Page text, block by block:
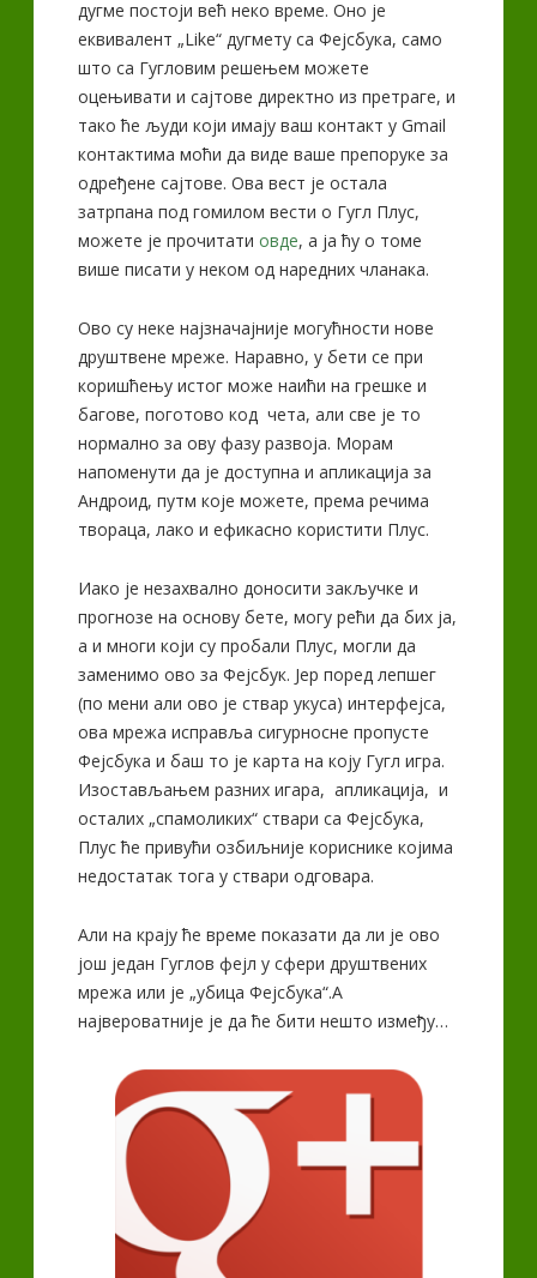
дугме постоји већ неко време. Оно је
еквивалент „Like“ дугмету са Фејсбука, само
што са Гугловим решењем можете
оцењивати и сајтове директно из претраге, и
тако ће људи који имају ваш контакт у Gmail
контактима моћи да виде ваше препоруке за
одређене сајтове. Ова вест је остала
затрпана под гомилом вести о Гугл Плус,
можете је прочитатиовде, а ја ћу о томе
више писати у неком од наредних чланака.
Ово су неке најзначајније могућности нове
друштвене мреже. Наравно, у бети се при
коришћењу истог може наићи на грешке и
багове, поготово код чета, али све је то
нормално за ову фазу развоја. Морам
напоменути да је доступна и апликација за
Андроид, путм које можете, према речима
твораца, лако и ефикасно користити Плус.
Иако је незахвално доносити закључке и
прогнозе на основу бете, могу рећи да бих ја,
а и многи који су пробали Плус, могли да
заменимо ово за Фејсбук. Јер поред лепшег
(по мени али ово је ствар укуса) интерфејса,
ова мрежа исправља сигурносне пропусте
Фејсбука и баш то је карта на коју Гугл игра.
Изостављањем разних игара, апликација, и
осталих „спамоликих“ ствари са Фејсбука,
Плус ће привући озбиљније кориснике којима
недостатак тога у ствари одговара.
Али на крају ће време показати да ли је ово
још један Гуглов фејл у сфери друштвених
мрежа или је „убица Фејсбука“.А
највероватније је да ће бити нешто између…